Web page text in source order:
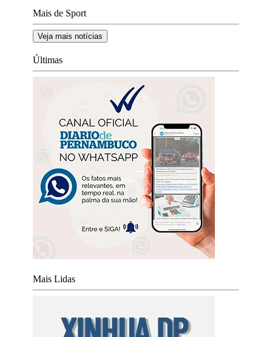
Mais de Sport
Veja mais notícias
Últimas
Mais Lidas